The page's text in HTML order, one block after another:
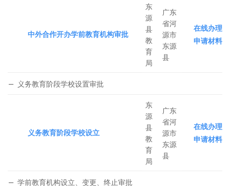
中外合作开办学前教育机构审批
东
源
县
教
育
局
广东
省河
源市
东源
县
在线办理
申请材料
义务教育阶段学校设置审批
义务教育阶段学校设立
东
源
县
教
育
局
广东
省河
源市
东源
县
在线办理
申请材料
学前教育机构设立、变更、终止审批